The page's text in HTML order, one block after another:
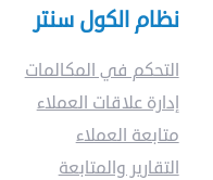
نظام الكول سنتر
التحكم في المكالمات
إدارة علاقات العملاء
متابعة العملاء
التقارير والمتابعة